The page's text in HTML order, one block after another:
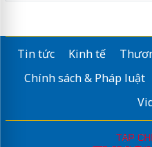
Tin tức Kinh tế
Chính sách & Pháp luật